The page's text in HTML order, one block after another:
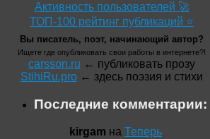
Активность пользователей 🚀
ТОП-100 рейтинг публикаций ⭐
Вы писатель, поэт, начинающий автор?
Ищете где опубликовать свои работы в интернете?!
carsson.ru ← публиковать прозу
StihiRu.pro ← здесь поэзия и стихи
Последние комментарии:
kirgam на Теперь